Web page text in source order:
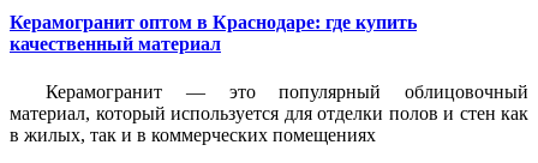
Керамогранит оптом в Краснодаре: где купить
качественный материал
Керамогранит — это популярный облицовочный
материал, который используется для отделки полов и стен как
в жилых, так и в коммерческих помещениях